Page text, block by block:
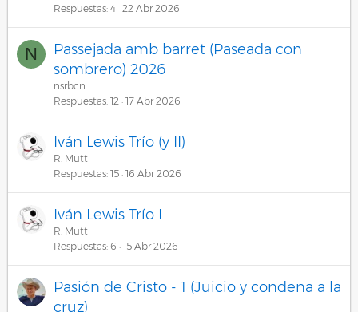
Respuestas 4 22 Abr 2026
N
Passejada amb barret (Paseada con
sombrero) 2026
nsrbcn
Respuestas 12 17 Abr 2026
Iván Lewis Trío (y II)
R. Mutt
Respuestas 15 16 Abr 2026
Iván Lewis Trío I
R. Mutt
Respuestas 6 15 Abr 2026
Pasión de Cristo - 1 (Juicio y condena a la
cruz)